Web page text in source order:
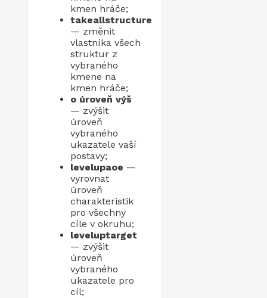
kmen hráče;
takeallstructure
— změnit
vlastníka všech
struktur z
vybraného
kmene na
kmen hráče;
o úroveň výš
— zvýšit
úroveň
vybraného
ukazatele vaší
postavy;
levelupaoe —
vyrovnat
úroveň
charakteristik
pro všechny
cíle v okruhu;
leveluptarget
— zvýšit
úroveň
vybraného
ukazatele pro
cíl;